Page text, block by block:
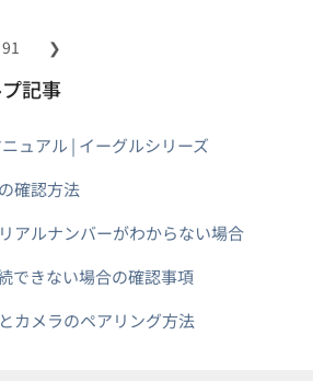
91 ❯
記事
ュアル | イーグルシリーズ
確認方法
アルナンバーがわからない場合
できない場合の確認事項
カメラのペアリング方法